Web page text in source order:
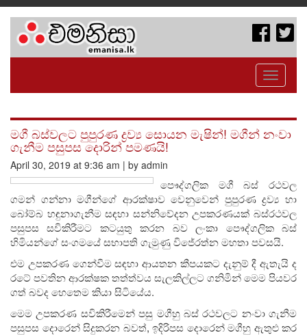
Toggle
මගී බස්වලට පුපුරණ ද්‍රව්‍ය සොයන මැෂින්! මගීන් නංවා
ගැනීම පසුපස දොරින් පමණයි!
April 30, 2019 at 9:36 am | by admin
පෞද්ගලික මගී බස් රථවල
ගමන් ගන්නා මගීන්ගේ ආරක්ෂාව වෙනුවෙන් පුපුරණ ද්‍රව්‍ය හා
බෝම්බ හඳුනාගැනීම සඳහා සන්නිවේදන උපකරණයක් බස්රථවල
පසුපස සවිකිරීමට කටයුතු කරන බව ලංකා පෞද්ගලික බස්
හිමියන්ගේ සංගමයේ සභාපති ගැමුණු විජේරත්න මහතා පවසයි.
එම උපකරණ ගෙන්වීම සඳහා ආයතන කීපයකට දැනුම් දී ඇතැයි ද
රටේ පවතින ආරක්ෂක තත්ත්වය සැලකිල්ලට ගනිමින් මෙම පියවර
ගත් බවද හෙතෙම කියා සිටියේය.
මෙම උපකරණ සවිකිරීමෙන් පසු මගීහු බස් රථවලට නංවා ගැනීම
පසුපස දොරෙන් සිදුකරන බවත්, ඉදිරිපස දොරෙන් මගීහු ඇතුළු කර